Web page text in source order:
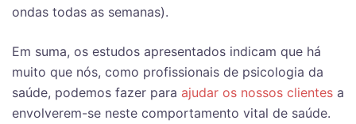
ondas todas as semanas).
Em suma, os estudos apresentados indicam que há
muito que nós, como profissionais de psicologia da
saúde, podemos fazer para ajudar os nossos clientes a
envolverem-se neste comportamento vital de saúde.